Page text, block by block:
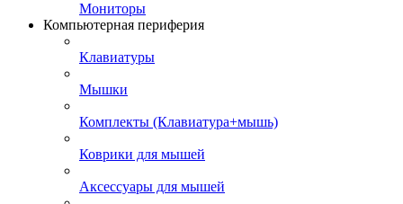
Мониторы
Компьютерная периферия
Клавиатуры
Мышки
Комплекты (Клавиатура+мышь)
Коврики для мышей
Аксессуары для мышей